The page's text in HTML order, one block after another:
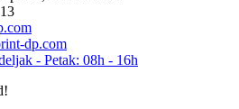
dp.com
- Petak: 08h - 16h